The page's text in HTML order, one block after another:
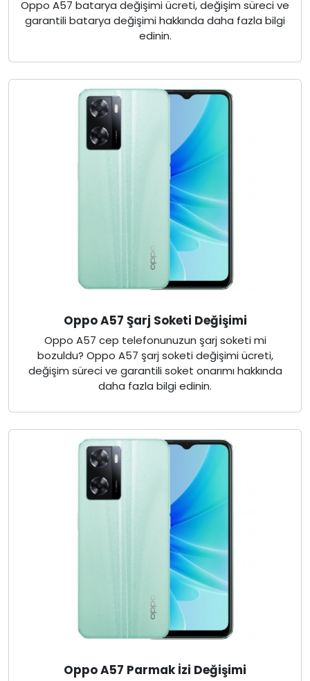
Oppo A57 batarya değişimi ücreti, değişim süreci ve
garantili batarya değişimi hakkında daha fazla bilgi
edinin.
Oppo A57 Şarj Soketi Değişimi
Oppo A57 cep telefonunuzun şarj soketi mi
bozuldu? Oppo A57 şarj soketi değişimi ücreti,
değişim süreci ve garantili soket onarımı hakkında
daha fazla bilgi edinin.
Oppo A57 Parmak İzi Değişimi